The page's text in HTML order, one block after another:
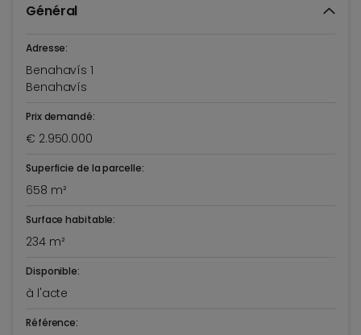
Général
Adresse:
Benahavís 1
Benahavís
Prix demandé:
€ 2.950.000
Superficie de la parcelle:
658 m²
Surface habitable:
234 m²
Disponible:
à l'acte
Référence: